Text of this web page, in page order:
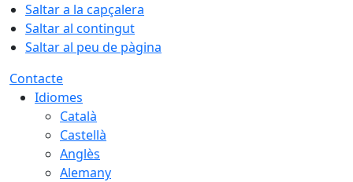
Saltar a la capçalera
Saltar al contingut
Saltar al peu de pàgina
Contacte
Idiomes
Català
Castellà
Anglès
Alemany